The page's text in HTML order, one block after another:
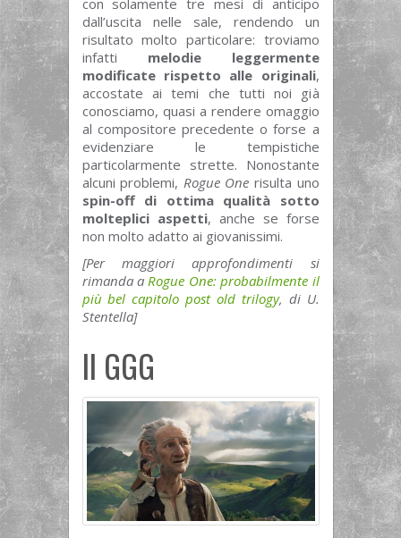
dall’uscita nelle sale, rendendo un
risultato molto particolare: troviamo
infatti melodie leggermente
modificate rispetto alle originali,
accostate ai temi che tutti noi già
conosciamo, quasi a rendere omaggio
al compositore precedente o forse a
evidenziare le tempistiche
particolarmente strette. Nonostante
alcuni problemi, Rogue One risulta uno
spin-off di ottima qualità sotto
molteplici aspetti, anche se forse
non molto adatto ai giovanissimi.
[Per maggiori approfondimenti si
rimanda a Rogue One: probabilmente il
più bel capitolo post old trilogy, di U.
Stentella]
Il GGG